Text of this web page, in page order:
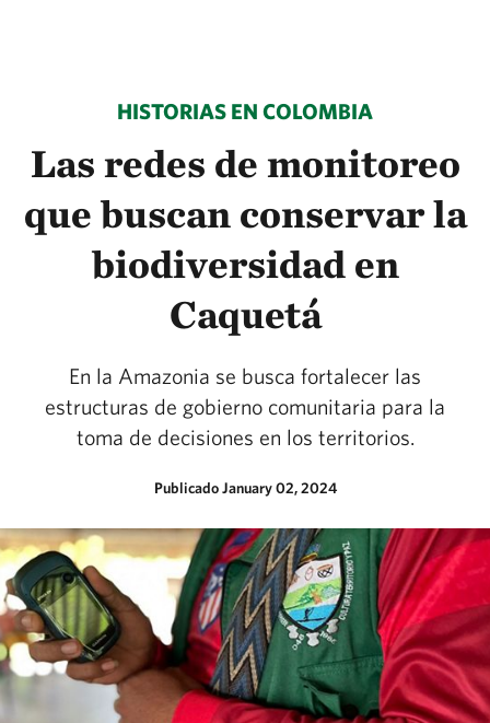
HISTORIAS EN COLOMBIA
Las redes de monitoreo
que buscan conservar la
biodiversidad en
Caquetá
En la Amazonia se busca fortalecer las
estructuras de gobierno comunitaria para la
toma de decisiones en los territorios.
Publicado January 02, 2024